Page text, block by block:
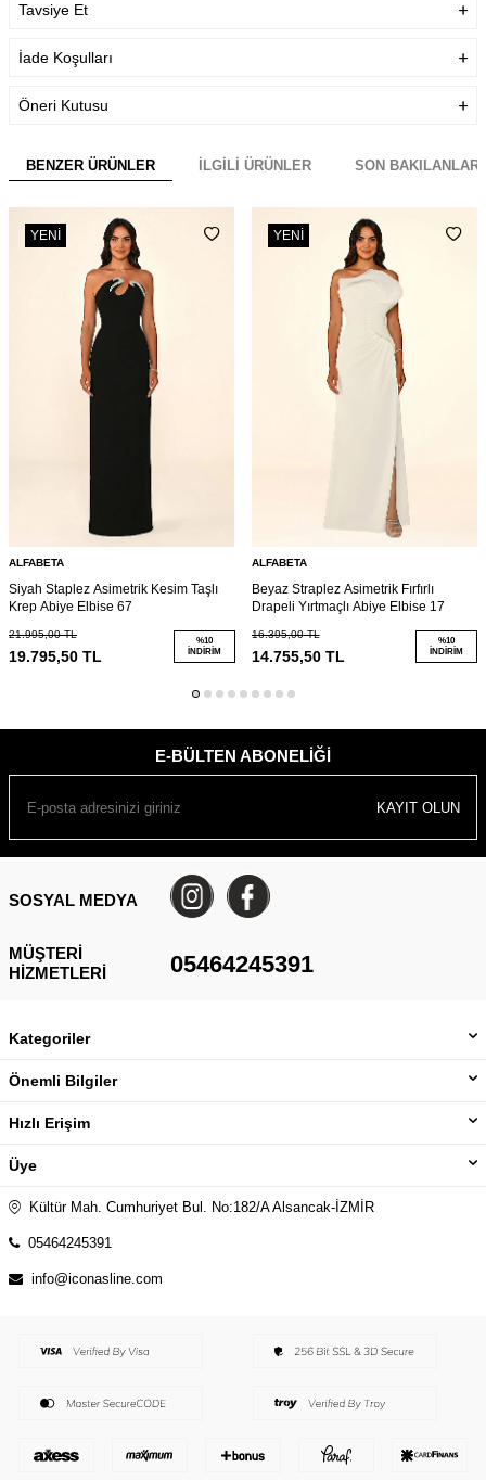
Tavsiye Et
İade Koşulları
Öneri Kutusu
BENZER ÜRÜNLER İLGILI ÜRÜNLER SON BAKILANLAR
YENI
ALFABETA
Siyah Staplez Asimetrik Kesim Taşlı
Krep Abiye Elbise 67
21.995,00TL
19.795,50 TL
%10
İNDIRIM
YENI
ALFABETA
Beyaz Straplez Asimetrik Fırfırlı
Drapeli Yırtmaçlı Abiye Elbise 17
16.395,00TL
14.755,50TL
%10
İNDIRIM
E-BÜLTEN ABONELIĞI
KAYIT OLUN
SOSYAL MEDYA
MÜŞTERI
HIZMETLERI
05464245391
Kategoriler
Önemli Bilgiler
Hızlı Erişim
Üye
Kültür Mah. Cumhuriyet Bul. No:182/A Alsancak-İZMİR
05464245391
info@iconasline.com